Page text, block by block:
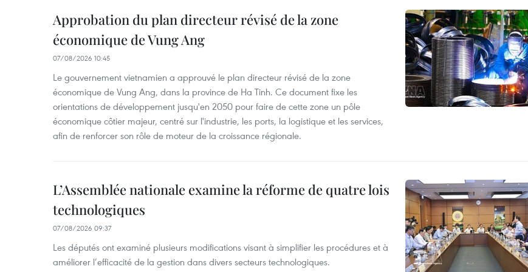
Approbation du plan directeur révisé de la zone
économique de Vung Ang
07/08/2026 10:45
Le gouvernement vietnamien a approuvé le plan directeur révisé de la zone
économique de Vung Ang, dans la province de Ha Tinh. Ce document fixe les
orientations de développement jusqu'en 2050 pour faire de cette zone un pôle
économique côtier majeur, centré sur l'industrie, les ports, la logistique et les services,
afin de renforcer son rôle de moteur de la croissance régionale.
L’Assemblée nationale examine la réforme de quatre lois
technologiques
07/08/2026 09:37
Les députés ont examiné plusieurs modifications visant à simplifier les procédures et à
améliorer l’efficacité de la gestion dans divers secteurs technologiques.